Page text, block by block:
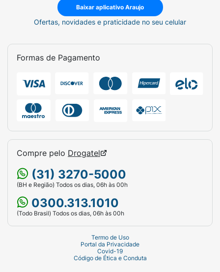
Baixar aplicativo Araujo
Ofertas, novidades e praticidade no seu celular
Formas de Pagamento
Compre pelo Drogatel
(31) 3270-5000
(BH e Região) Todos os dias, 06h às 00h
0300.313.1010
(Todo Brasil) Todos os dias, 06h às 00h
Termo de Uso
Portal da Privacidade
Covid-19
Código de Ética e Conduta